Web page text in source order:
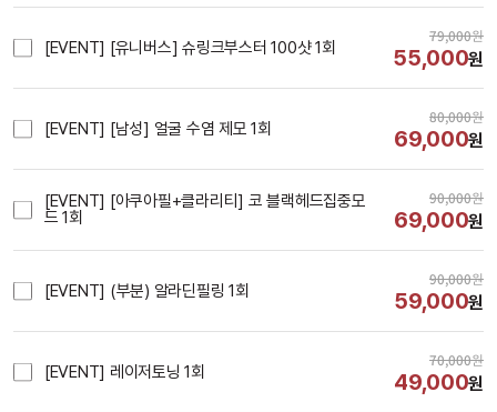
[EVENT] [유니버스] 슈링크부스터 100샷 1회
79,000원
55,000원
[EVENT] [남성] 얼굴 수염 제모 1회
80,000원
69,000원
[EVENT] [아쿠아필+클라리티] 코 블랙헤드집중모
드 1회
90,000원
69,000원
[EVENT] (부분) 알라딘필링 1회
90,000원
59,000원
[EVENT] 레이저토닝 1회
70,000원
49,000원